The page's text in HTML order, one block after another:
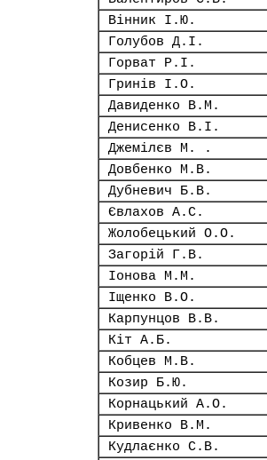
Вінник І.Ю.
Голубов Д.І.
Горват Р.І.
Гринів І.О.
Давиденко В.М.
Денисенко В.І.
Джемілєв М. .
Довбенко М.В.
Дубневич Б.В.
Євлахов А.С.
Жолобецький О.О.
Загорій Г.В.
Іонова М.М.
Іщенко В.О.
Карпунцов В.В.
Кіт А.Б.
Кобцев М.В.
Козир Б.Ю.
Корнацький А.О.
Кривенко В.М.
Кудлаєнко С.В.